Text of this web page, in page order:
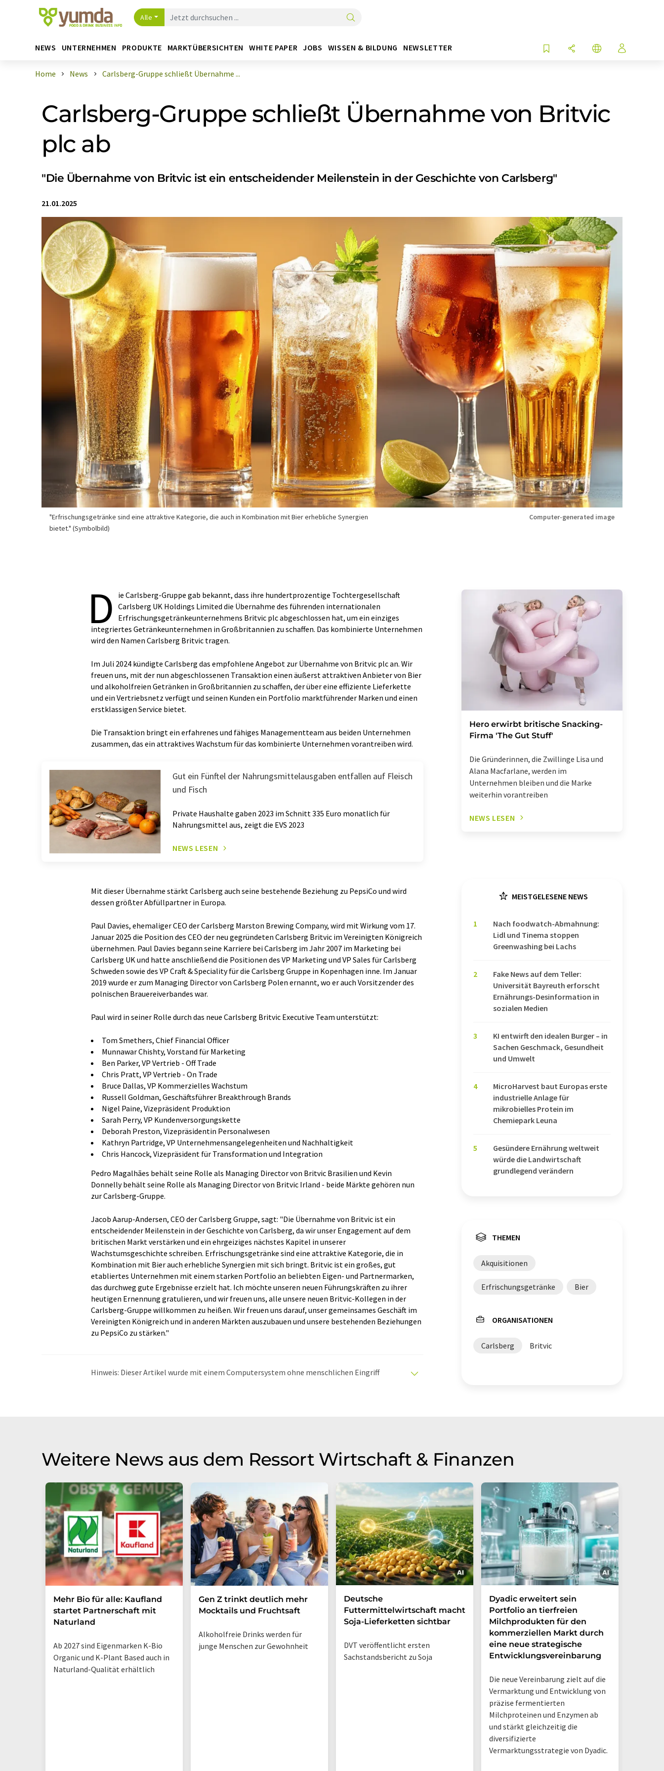
Alle
NEWS UNTERNEHMEN PRODUKTE MARKTÜBERSICHTEN WHITE PAPER JOBS WISSEN & BILDUNG NEWSLETTER
Home News Carlsberg-Gruppe schließt Übernahme ...
Carlsberg-Gruppe schließt Übernahme von Britvic
plc ab
"Die Übernahme von Britvic ist ein entscheidender Meilenstein in der Geschichte von Carlsberg"
21.01.2025
"Erfrischungsgetränke sind eine attraktive Kategorie, die auch in Kombination mit Bier erhebliche Synergien
bietet." (Symbolbild)
Computer-generated image
D
ie Carlsberg-Gruppe gab bekannt, dass ihre hundertprozentige Tochtergesellschaft
Carlsberg UK Holdings Limited die Übernahme des führenden internationalen
Erfrischungsgetränkeunternehmens Britvic plc abgeschlossen hat, um ein einziges
integriertes Getränkeunternehmen in Großbritannien zu schaffen. Das kombinierte Unternehmen
wird den Namen Carlsberg Britvic tragen.
Im Juli 2024 kündigte Carlsberg das empfohlene Angebot zur Übernahme von Britvic plc an. Wir
freuen uns, mit der nun abgeschlossenen Transaktion einen äußerst attraktiven Anbieter von Bier
und alkoholfreien Getränken in Großbritannien zu schaffen, der über eine effiziente Lieferkette
und ein Vertriebsnetz verfügt und seinen Kunden ein Portfolio marktführender Marken und einen
erstklassigen Service bietet.
Die Transaktion bringt ein erfahrenes und fähiges Managementteam aus beiden Unternehmen
zusammen, das ein attraktives Wachstum für das kombinierte Unternehmen vorantreiben wird.
Gut ein Fünftel der Nahrungsmittelausgaben entfallen auf Fleisch
und Fisch
Private Haushalte gaben 2023 im Schnitt 335 Euro monatlich für
Nahrungsmittel aus, zeigt die EVS 2023
NEWS LESEN
Mit dieser Übernahme stärkt Carlsberg auch seine bestehende Beziehung zu PepsiCo und wird
dessen größter Abfüllpartner in Europa.
Paul Davies, ehemaliger CEO der Carlsberg Marston Brewing Company, wird mit Wirkung vom 17.
Januar 2025 die Position des CEO der neu gegründeten Carlsberg Britvic im Vereinigten Königreich
übernehmen. Paul Davies begann seine Karriere bei Carlsberg im Jahr 2007 im Marketing bei
Carlsberg UK und hatte anschließend die Positionen des VP Marketing und VP Sales für Carlsberg
Schweden sowie des VP Craft & Speciality für die Carlsberg Gruppe in Kopenhagen inne. Im Januar
2019 wurde er zum Managing Director von Carlsberg Polen ernannt, wo er auch Vorsitzender des
polnischen Brauereiverbandes war.
Paul wird in seiner Rolle durch das neue Carlsberg Britvic Executive Team unterstützt:
Tom Smethers, Chief Financial Officer
Munnawar Chishty, Vorstand für Marketing
Ben Parker, VP Vertrieb - Off Trade
Chris Pratt, VP Vertrieb - On Trade
Bruce Dallas, VP Kommerzielles Wachstum
Russell Goldman, Geschäftsführer Breakthrough Brands
Nigel Paine, Vizepräsident Produktion
Sarah Perry, VP Kundenversorgungskette
Deborah Preston, Vizepräsidentin Personalwesen
Kathryn Partridge, VP Unternehmensangelegenheiten und Nachhaltigkeit
Chris Hancock, Vizepräsident für Transformation und Integration
Pedro Magalhães behält seine Rolle als Managing Director von Britvic Brasilien und Kevin
Donnelly behält seine Rolle als Managing Director von Britvic Irland - beide Märkte gehören nun
zur Carlsberg-Gruppe.
Jacob Aarup-Andersen, CEO der Carlsberg Gruppe, sagt: "Die Übernahme von Britvic ist ein
entscheidender Meilenstein in der Geschichte von Carlsberg, da wir unser Engagement auf dem
britischen Markt verstärken und ein ehrgeiziges nächstes Kapitel in unserer
Wachstumsgeschichte schreiben. Erfrischungsgetränke sind eine attraktive Kategorie, die in
Kombination mit Bier auch erhebliche Synergien mit sich bringt. Britvic ist ein großes, gut
etabliertes Unternehmen mit einem starken Portfolio an beliebten Eigen- und Partnermarken,
das durchweg gute Ergebnisse erzielt hat. Ich möchte unseren neuen Führungskräften zu ihrer
heutigen Ernennung gratulieren, und wir freuen uns, alle unsere neuen Britvic-Kollegen in der
Carlsberg-Gruppe willkommen zu heißen. Wir freuen uns darauf, unser gemeinsames Geschäft im
Vereinigten Königreich und in anderen Märkten auszubauen und unsere bestehenden Beziehungen
zu PepsiCo zu stärken."
Hinweis: Dieser Artikel wurde mit einem Computersystem ohne menschlichen Eingriff
Hero erwirbt britische Snacking-
Firma 'The Gut Stuff'
Die Gründerinnen, die Zwillinge Lisa und
Alana Macfarlane, werden im
Unternehmen bleiben und die Marke
weiterhin vorantreiben
NEWS LESEN
MEISTGELESENE NEWS
1
Nach foodwatch-Abmahnung:
Lidl und Tinema stoppen
Greenwashing bei Lachs
2
Fake News auf dem Teller:
Universität Bayreuth erforscht
Ernährungs-Desinformation in
sozialen Medien
3
KI entwirft den idealen Burger – in
Sachen Geschmack, Gesundheit
und Umwelt
4
MicroHarvest baut Europas erste
industrielle Anlage für
mikrobielles Protein im
Chemiepark Leuna
5
Gesündere Ernährung weltweit
würde die Landwirtschaft
grundlegend verändern
THEMEN
Akquisitionen
Erfrischungsgetränke Bier
ORGANISATIONEN
Carlsberg Britvic
Weitere News aus dem Ressort Wirtschaft & Finanzen
Mehr Bio für alle: Kaufland
startet Partnerschaft mit
Naturland
Ab 2027 sind Eigenmarken K-Bio
Organic und K-Plant Based auch in
Naturland-Qualität erhältlich
Gen Z trinkt deutlich mehr
Mocktails und Fruchtsaft
Alkoholfreie Drinks werden für
junge Menschen zur Gewohnheit
Deutsche
Futtermittelwirtschaft macht
Soja-Lieferketten sichtbar
DVT veröffentlicht ersten
Sachstandsbericht zu Soja
Dyadic erweitert sein
Portfolio an tierfreien
Milchprodukten für den
kommerziellen Markt durch
eine neue strategische
Entwicklungsvereinbarung
Die neue Vereinbarung zielt auf die
Vermarktung und Entwicklung von
präzise fermentierten
Milchproteinen und Enzymen ab
und stärkt gleichzeitig die
diversifizierte
Vermarktungsstrategie von Dyadic.